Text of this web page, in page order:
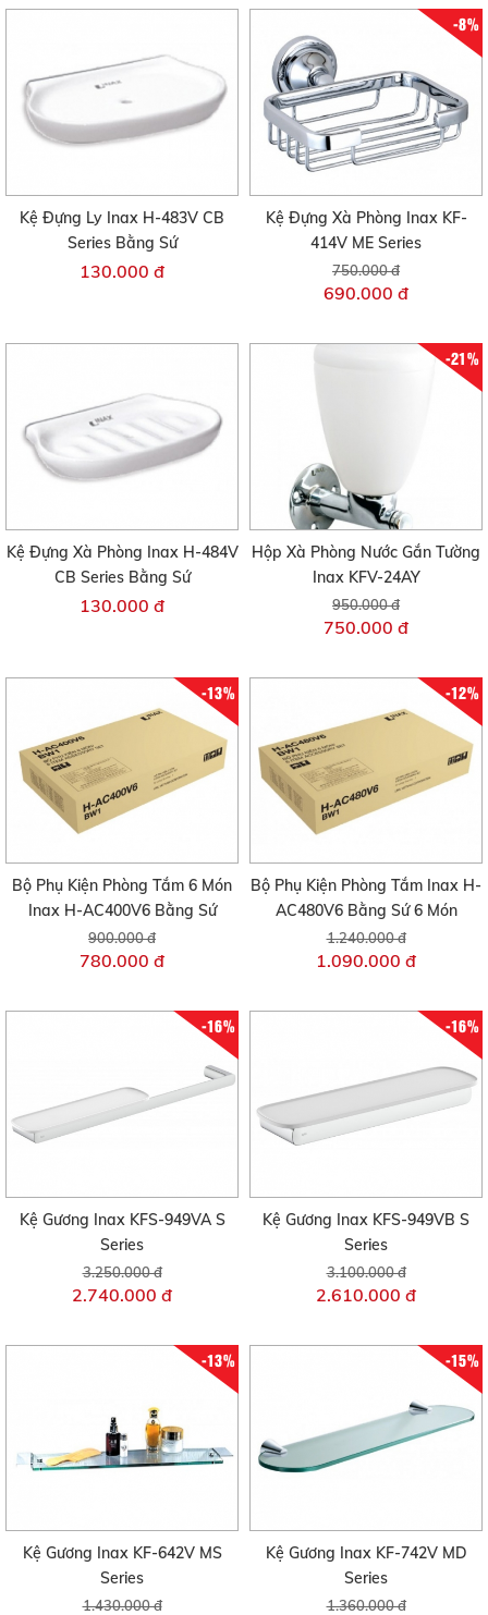
Kệ Đựng Ly Inax H-483V CB
Series Bằng Sứ
130.000 đ
-8%
Kệ Đựng Xà Phòng Inax KF-
414V ME Series
750.000 đ
690.000 đ
Kệ Đựng Xà Phòng Inax H-484V
CB Series Bằng Sứ
130.000 đ
-21%
Hộp Xà Phòng Nước Gắn Tường
Inax KFV-24AY
950.000 đ
750.000 đ
-13%
Bộ Phụ Kiện Phòng Tắm 6 Món
Inax H-AC400V6 Bằng Sứ
900.000 đ
780.000 đ
-12%
Bộ Phụ Kiện Phòng Tắm Inax H-
AC480V6 Bằng Sứ 6 Món
1.240.000 đ
1.090.000 đ
-16%
Kệ Gương Inax KFS-949VA S
Series
3.250.000 đ
2.740.000 đ
-16%
Kệ Gương Inax KFS-949VB S
Series
3.100.000 đ
2.610.000 đ
-13%
Kệ Gương Inax KF-642V MS
Series
1.430.000 đ
-15%
Kệ Gương Inax KF-742V MD
Series
1.360.000 đ